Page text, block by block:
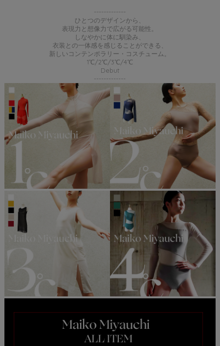
-------------
ひとつのデザインから、
表現力と想像力で広がる可能性。
しなやかに体に馴染み、
衣装との一体感を感じることができる、
新しいコンテンポラリー・コスチューム。
1℃/2℃/3℃/4℃
Debut
-------------